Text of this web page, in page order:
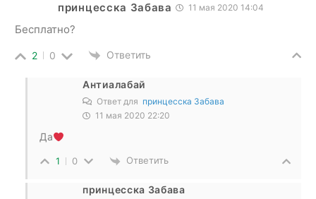
принцесска Забава 11 мая 2020 14:04
Бесплатно?
2 0 Ответить
Антиалабай
Ответ для принцесска Забава
11 мая 2020 22:20
Да
1 0 Ответить
принцесска Забава